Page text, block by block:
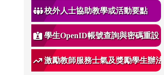
校外人士協助教學或活動要點
學生OpenID帳號查詢與密碼重設
激勵教師服務士氣及獎勵學生辦法